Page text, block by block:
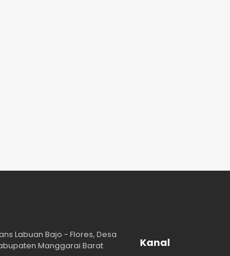
Labuan Bajo - Flores, Desa
Manggarai Barat
Kanal